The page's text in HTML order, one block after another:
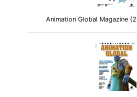
Animation Global Magazine